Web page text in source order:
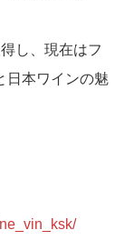
し、現在はフ
日本ワインの魅